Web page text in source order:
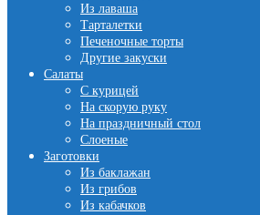
Из лаваша
Тарталетки
Печеночные торты
Другие закуски
Салаты
С курицей
На скорую руку
На праздничный стол
Слоеные
Заготовки
Из баклажан
Из грибов
Из кабачков